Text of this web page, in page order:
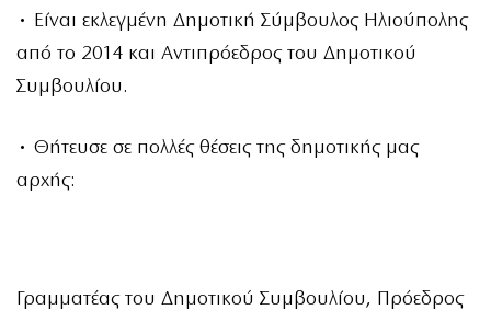
• Είναι εκλεγμένη Δημοτική Σύμβουλος Ηλιούπολης
από το 2014 και Αντιπρόεδρος του Δημοτικού
Συμβουλίου.
• Θήτευσε σε πολλές θέσεις της δημοτικής μας
αρχής:
Γραμματέας του Δημοτικού Συμβουλίου, Πρόεδρος